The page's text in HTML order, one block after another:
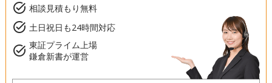
task_alt 相談見積もり無料
task_alt 土日祝日も24時間対応
task_alt 東証プライム上場
鎌倉新書が運営